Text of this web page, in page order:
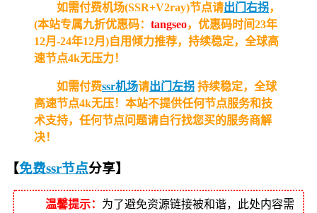
如需付费机场(SSR+V2ray)节点请出门右拐，
(本站专属九折优惠码： tangseo，优惠码时间23年
12月-24年12月)自用倾力推荐，持续稳定，全球高
速节点4k无压力！
如需付费ssr机场请出门左拐 持续稳定，全球
高速节点4k无压！ 本站不提供任何节点服务和技
术支持，任何节点问题请自行找您买的服务商解
决！
【免费ssr节点分享】
温馨提示： 为了避免资源链接被和谐，此处内容需